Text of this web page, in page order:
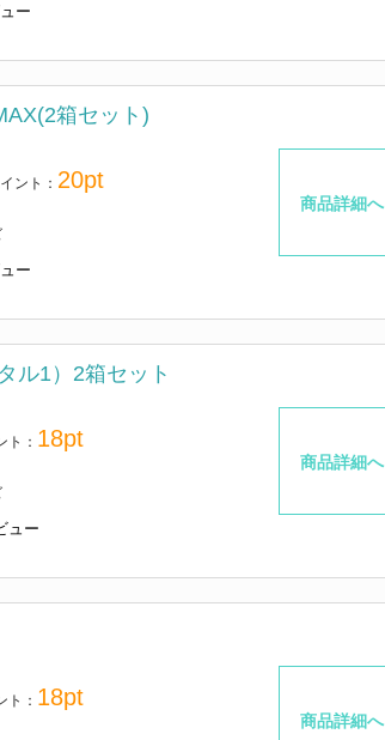
ー
箱セット)
ント： 20pt
ー
商品詳細へ
ル1）2箱セット
ト： 18pt
ュー
商品詳細へ
ト： 18pt
商品詳細へ